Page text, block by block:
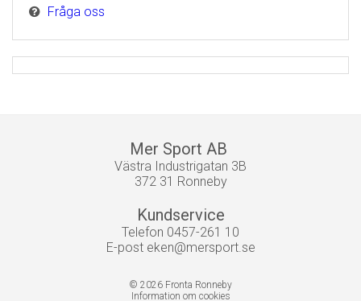
Fråga oss
Mer Sport AB
Västra Industrigatan 3B
372 31 Ronneby
Kundservice
Telefon 0457-261 10
E-post eken@mersport.se
© 2026 Fronta Ronneby
Information om cookies